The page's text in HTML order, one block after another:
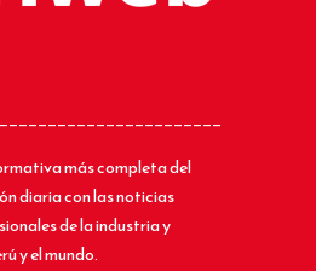
más completa del
diaria con las noticias
de la industria y
y el mundo.